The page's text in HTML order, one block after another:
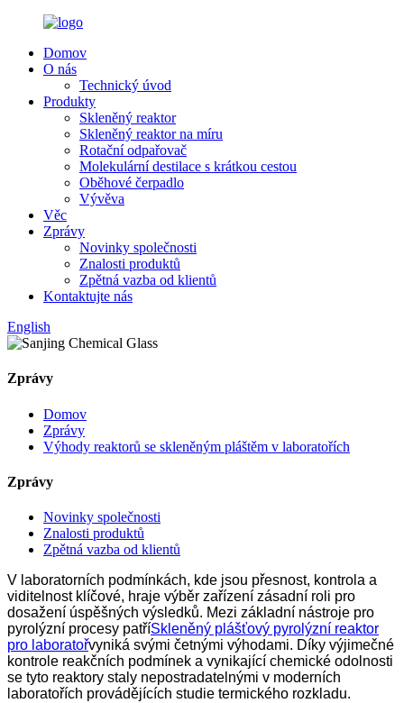
Domov
O nás
Technický úvod
Produkty
Skleněný reaktor
Skleněný reaktor na míru
Rotační odpařovač
Molekulární destilace s krátkou cestou
Oběhové čerpadlo
Vývěva
Věc
Zprávy
Novinky společnosti
Znalosti produktů
Zpětná vazba od klientů
Kontaktujte nás
English
Zprávy
Domov
Zprávy
Výhody reaktorů se skleněným pláštěm v laboratořích
Zprávy
Novinky společnosti
Znalosti produktů
Zpětná vazba od klientů
V laboratorních podmínkách, kde jsou přesnost, kontrola a
viditelnost klíčové, hraje výběr zařízení zásadní roli pro
dosažení úspěšných výsledků. Mezi základní nástroje pro
pyrolýzní procesy patříSkleněný plášťový pyrolýzní reaktor
pro laboratořvyniká svými četnými výhodami. Díky výjimečné
kontrole reakčních podmínek a vynikající chemické odolnosti
se tyto reaktory staly nepostradatelnými v moderních
laboratořích provádějících studie termického rozkladu.